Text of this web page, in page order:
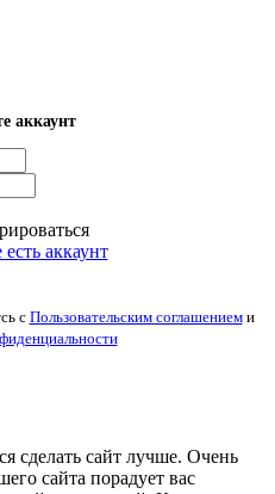
аккаунт
аккаунт
с Пользовательским соглашениеми
сделать сайт лучше. Очень
сайта порадует вас